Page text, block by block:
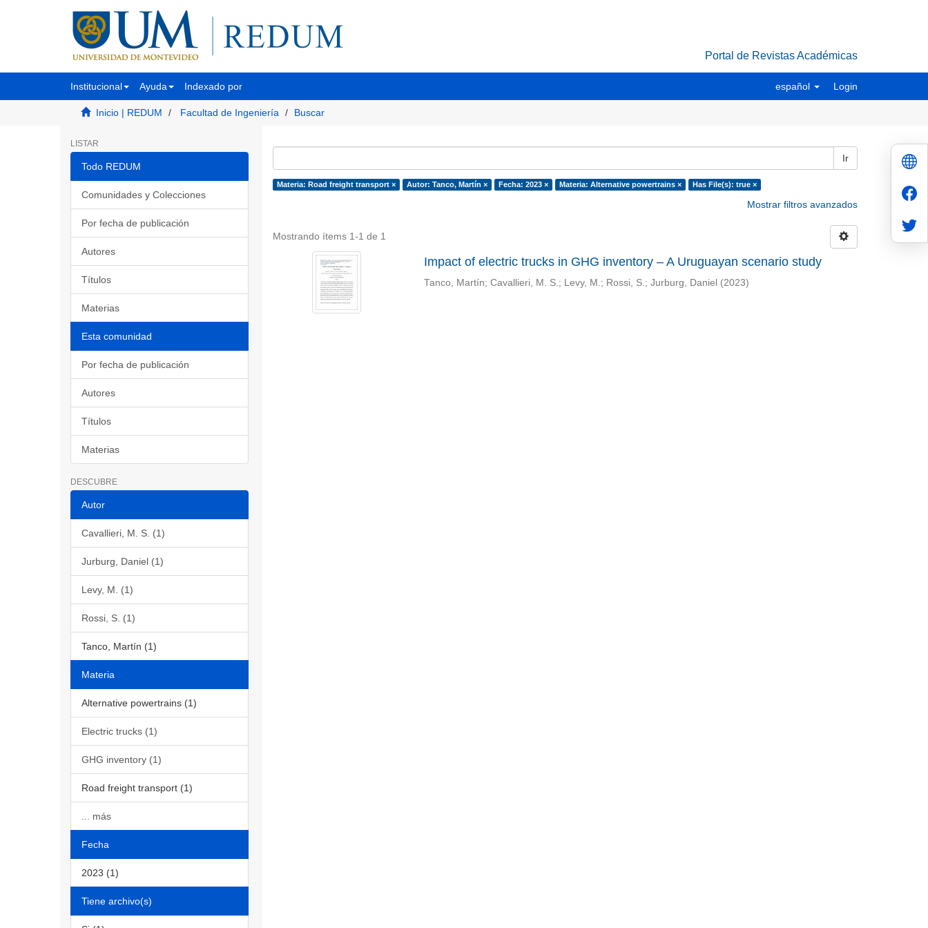
Portal de Revistas Académicas
Institucional Ayuda Indexado por español Login
Inicio | REDUM Facultad de Ingeniería Buscar
LISTAR
Todo REDUM
Comunidades y Colecciones
Por fecha de publicación
Autores
Títulos
Materias
Esta comunidad
Por fecha de publicación
Autores
Títulos
Materias
DESCUBRE
Autor
Cavallieri, M. S. (1)
Jurburg, Daniel (1)
Levy, M. (1)
Rossi, S. (1)
Tanco, Martín (1)
Materia
Alternative powertrains (1)
Electric trucks (1)
GHG inventory (1)
Road freight transport (1)
... más
Fecha
2023 (1)
Tiene archivo(s)
Ir
Materia: Road freight transport × Autor: Tanco, Martín × Fecha: 2023 × Materia: Alternative powertrains × Has File(s): true ×
Mostrar filtros avanzados
Mostrando ítems 1-1 de 1
Impact of electric trucks in GHG inventory – A Uruguayan scenario study
Tanco, Martín; Cavallieri, M. S.; Levy, M.; Rossi, S.; Jurburg, Daniel (2023)